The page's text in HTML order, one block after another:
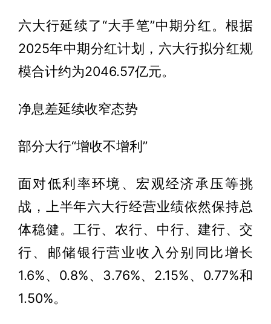
六大行延续了“大手笔”中期分红。根据
2025年中期分红计划，六大行拟分红规
模合计约为2046.57亿元。
净息差延续收窄态势
部分大行“增收不增利”
面对低利率环境、宏观经济承压等挑
战，上半年六大行经营业绩依然保持总
体稳健。工行、农行、中行、建行、交
行、邮储银行营业收入分别同比增长
1.6%、0.8%、3.76%、2.15%、0.77%和
1.50%。